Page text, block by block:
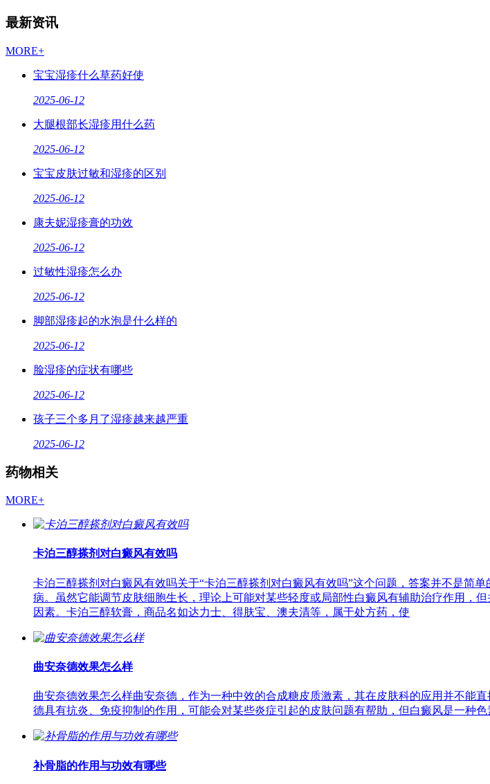
最新资讯
MORE+
宝宝湿疹什么草药好使
2025-06-12
大腿根部长湿疹用什么药
2025-06-12
宝宝皮肤过敏和湿疹的区别
2025-06-12
康夫妮湿疹膏的功效
2025-06-12
过敏性湿疹怎么办
2025-06-12
脚部湿疹起的水泡是什么样的
2025-06-12
脸湿疹的症状有哪些
2025-06-12
孩子三个多月了湿疹越来越严重
2025-06-12
药物相关
MORE+
卡泊三醇搽剂对白癜风有效吗
卡泊三醇搽剂对白癜风有效吗关于“卡泊三醇搽剂对白癜风有效吗”这个问题，答案并不是简
病。虽然它能调节皮肤细胞生长，理论上可能对某些轻度或局部性白癜风有辅助治疗作用，
因素。卡泊三醇软膏，商品名如达力士、得肤宝、澳夫清等，属于处方药，使
曲安奈德效果怎么样
曲安奈德效果怎么样曲安奈德，作为一种中效的合成糖皮质激素，其在皮肤科的应用并不能
德具有抗炎、免疫抑制的作用，可能会对某些炎症引起的皮肤问题有帮助，但白癜风是一种
补骨脂的作用与功效有哪些